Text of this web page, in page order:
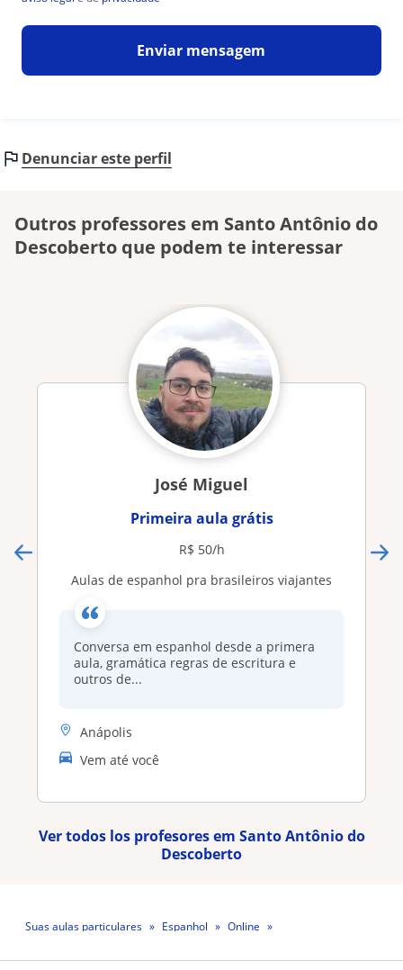
Enviar mensagem
Denunciar este perfil
Outros professores em Santo Antônio do
Descoberto que podem te interessar
José Miguel
Primeira aula grátis
R$ 50/h
Aulas de espanhol pra brasileiros viajantes
Conversa em espanhol desde a primera
aula, gramática regras de escritura e
outros de...
Anápolis
Vem até você
Ver todos los profesores em Santo Antônio do
Descoberto
Suas aulas particulares Espanhol
Online